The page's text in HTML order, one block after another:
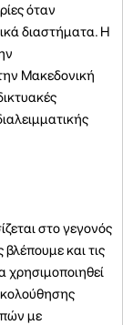
όταν
διαστήματα. Η
Μακεδονική
στο γεγονός
και τις
με